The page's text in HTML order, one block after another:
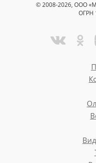
© 2008-2026, ООО
ОГРН